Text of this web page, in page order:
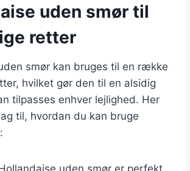
uden smør til
retter
smør kan bruges til en række
hvilket gør den til en alsidig
tilpasses enhver lejlighed. Her
til, hvordan du kan bruge
uden smør er perfekt